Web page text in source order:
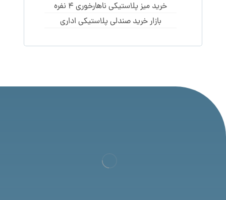
خرید میز پلاستیکی ناهارخوری 4 نفره
بازار خرید صندلی پلاستیکی اداری